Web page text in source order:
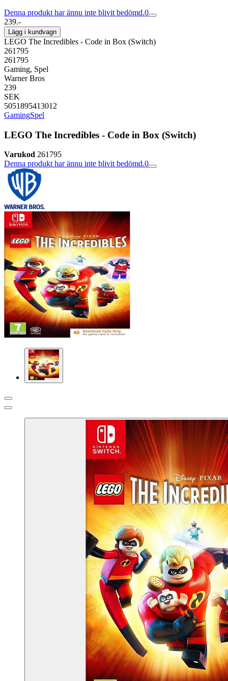
Denna produkt har ännu inte blivit bedömd.0
239.-
Lägg i kundvagn
LEGO The Incredibles - Code in Box (Switch)
261795
261795
Gaming, Spel
Warner Bros
239
SEK
5051895413012
GamingSpel
LEGO The Incredibles - Code in Box (Switch)
Varukod 261795
Denna produkt har ännu inte blivit bedömd.0